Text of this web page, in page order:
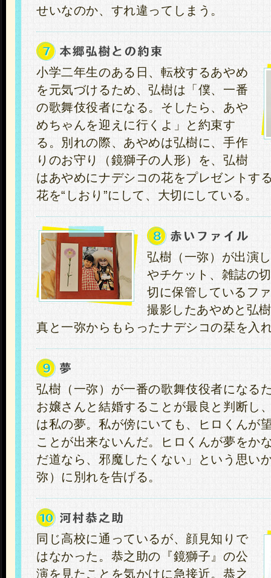
せいなのか、すれ違ってしまう。
小学二年生のある日、転校するあやめ
を元気づけるため、弘樹は「僕、一番
の歌舞伎役者になる。そしたら、あや
めちゃんを迎えに行くよ」と約束す
る。別れの際、あやめは弘樹に、手作
りのお守り（鏡獅子の人形）を、弘樹
はあやめにナデシコの花をプレゼントす
花を“しおり”にして、大切にしている。
弘樹（一弥）が出演
やチケット、雑誌の
切に保管しているフ
撮影したあやめと弘
真と一弥からもらったナデシコの栞を入
弘樹（一弥）が一番の歌舞伎役者になる
お嬢さんと結婚することが最良と判断し
は私の夢。私が傍にいても、ヒロくんが
ことが出来ないんだ。ヒロくんが夢をか
だ道なら、邪魔したくない」という思い
弥）に別れを告げる。
同じ高校に通っているが、顔見知りで
はなかった。恭之助の『鏡獅子』の公
演を見たことを気かけに急接近。恭之